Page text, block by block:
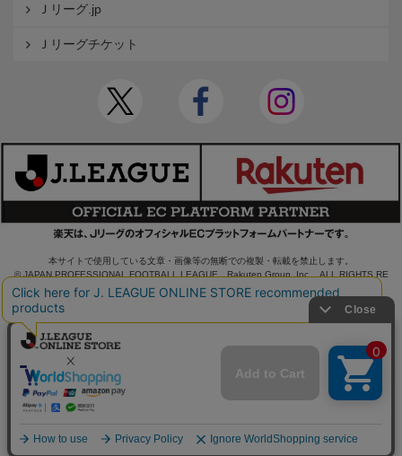
Ｊリーグ.jp
Ｊリーグチケット
本サイトで使用している文章・画像等の無断での複製・転載を禁止します。
© JAPAN PROFESSIONAL FOOTBALL LEAGUE Rakuten Group, Inc. ALL RIGHTS RE
SERVED.